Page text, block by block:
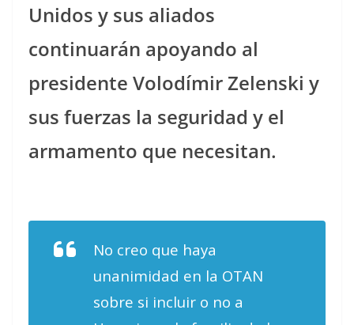
Unidos y sus aliados
continuarán apoyando al
presidente Volodímir Zelenski y
sus fuerzas la seguridad y el
armamento que necesitan.
No creo que haya
unanimidad en la OTAN
sobre si incluir o no a